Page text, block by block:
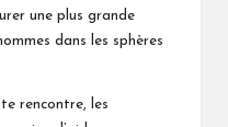
une plus grande
dans les sphères
rencontre, les